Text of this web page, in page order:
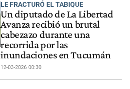
LE FRACTURÓ EL TABIQUE
Un diputado de La Libertad
Avanza recibió un brutal
cabezazo durante una
recorrida por las
inundaciones en Tucumán
12-03-2026 00:30